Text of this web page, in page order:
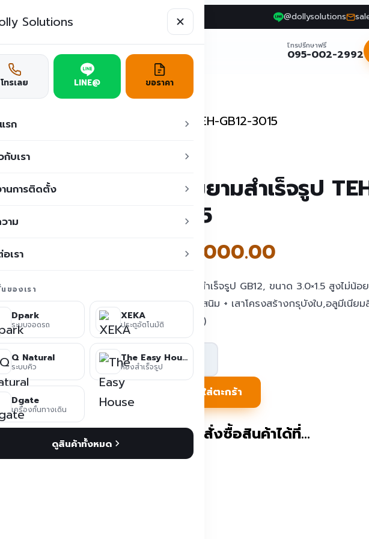
@dollysolutions
ชั่น ผลงาน บทความ ติดต่อเรา โทรปรึกษาฟรี
095-002-2992
โทรเลย LINE@ ขอราคา
รก
กับเรา
นการติดตั้ง
าม
เรา
ของเรา
Dpark
ระบบจอดรถ
XEKA
ประตูอัตโนมัติ
Q Natural
ระบบคิว
The Easy House
ห้องสำเร็จรูป
Dgate
เครื่องกั้นทางเดิน
ดูสินค้าทั้งหมด
ป้อมยามสำเร็จรูป ป้อมยามสำเร็จรูป TEH-GB12-3015
ป้อมยามสำเร็จรูป
3015
87,000.00
ป้อมยามสำเร็จรูป GB12, ขนาด 3.0×1.5 สูงไม่น้
วาไนซ์กันสนิม + เสาโครงสร้างกรุบังใบ,อลูมีเนีย
ธรรมชาติ)
จำนวน
สำเร็จรูป
TEH-
GB12-
หยิบใส่ตะกร้า
ติดต่อสั่งซื้อสินค้าได้ที่…